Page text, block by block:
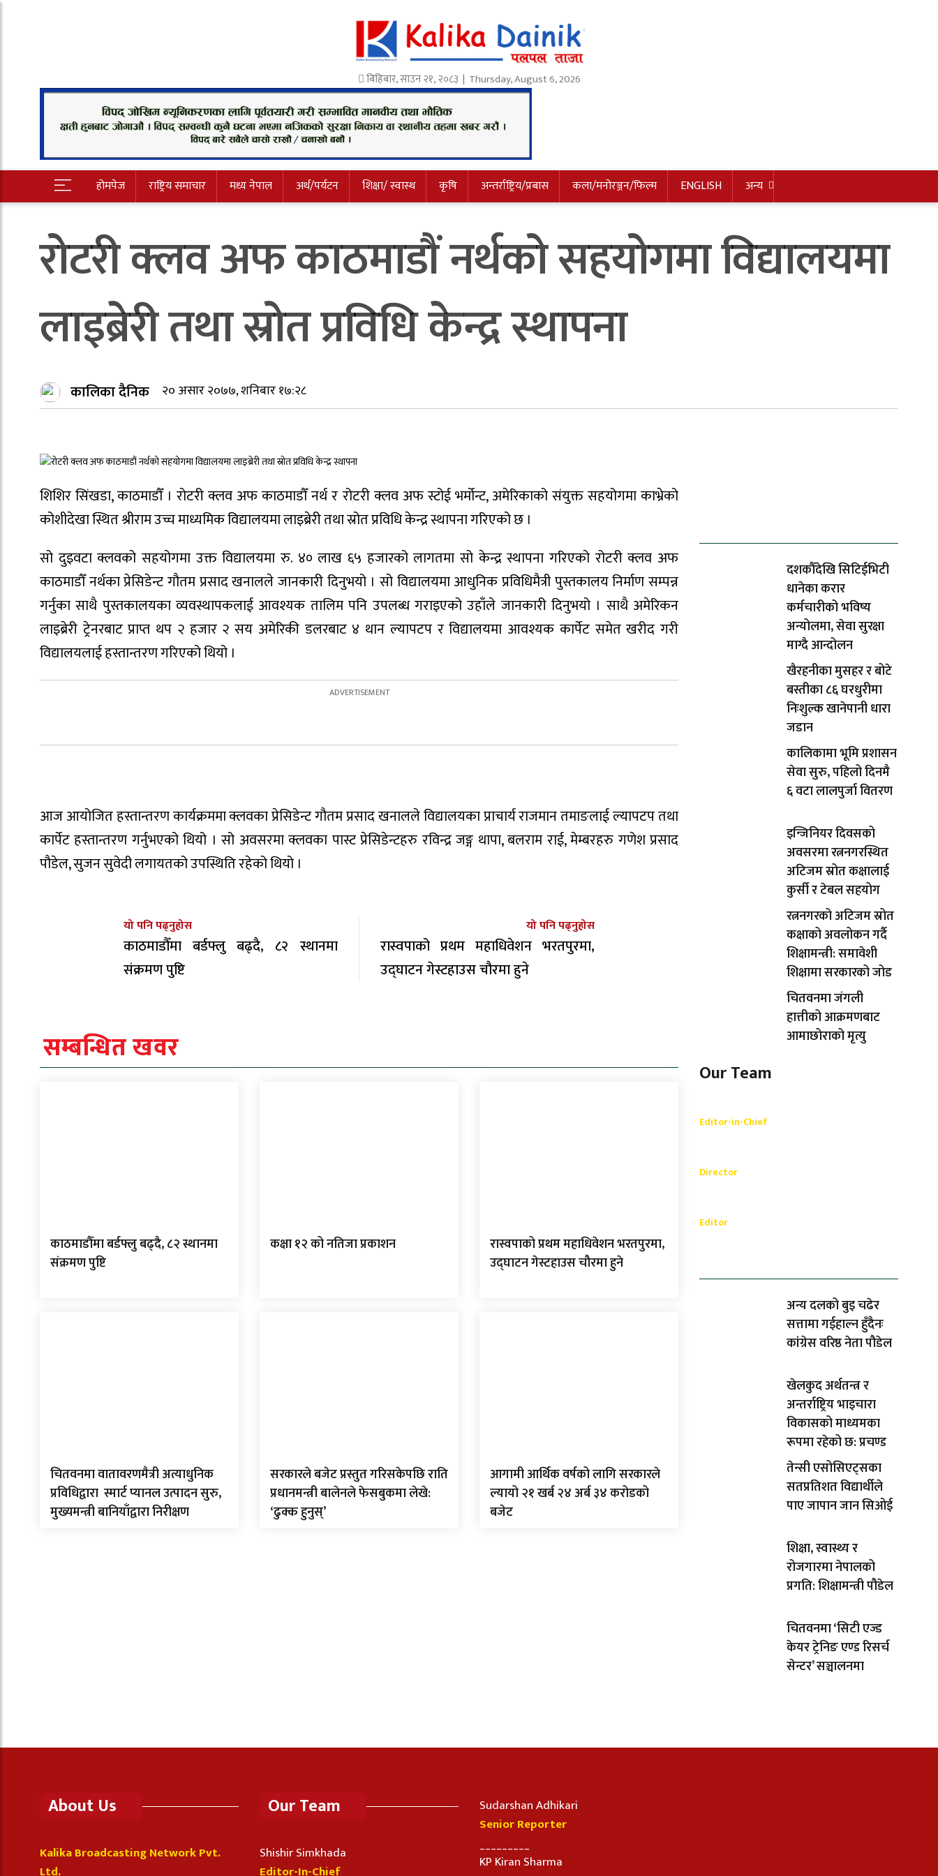
बिहिबार,साउन२१,२०८३ | Thursday, August 6, 2026
होमपेज राष्ट्रिय समाचार मध्य नेपाल अर्थ/पर्यटन शिक्षा/ स्वास्थ कृषि अन्तर्राष्ट्रिय/प्रबास कला/मनोरञ्जन/फिल्म ENGLISH अन्य
रोटरी क्लव अफ काठमाडौं नर्थको सहयोगमा विद्यालयमा
लाइब्रेरी तथा स्रोत प्रविधि केन्द्र स्थापना
कालिका दैनिक २० असार २०७७, शनिबार १७:२८
शिशिर सिंखडा, काठमाडौँ । रोटरी क्लव अफ काठमाडौँ नर्थ र रोटरी क्लव अफ स्टोई भर्मोन्ट, अमेरिकाको संयुक्त सहयोगमा काभ्रेको
कोशीदेखा स्थित श्रीराम उच्च माध्यमिक विद्यालयमा लाइब्रेरी तथा स्रोत प्रविधि केन्द्र स्थापना गरिएको छ ।
सो दुइवटा क्लवको सहयोगमा उक्त विद्यालयमा रु. ४० लाख ६५ हजारको लागतमा सो केन्द्र स्थापना गरिएको रोटरी क्लव अफ
काठमाडौँ नर्थका प्रेसिडेन्ट गौतम प्रसाद खनालले जानकारी दिनुभयो । सो विद्यालयमा आधुनिक प्रविधिमैत्री पुस्तकालय निर्माण सम्पन्न
गर्नुका साथै पुस्तकालयका व्यवस्थापकलाई आवश्यक तालिम पनि उपलब्ध गराइएको उहाँले जानकारी दिनुभयो । साथै अमेरिकन
लाइब्रेरी ट्रेनरबाट प्राप्त थप २ हजार २ सय अमेरिकी डलरबाट ४ थान ल्यापटप र विद्यालयमा आवश्यक कार्पेट समेत खरीद गरी
विद्यालयलाई हस्तान्तरण गरिएको थियो ।
आज आयोजित हस्तान्तरण कार्यक्रममा क्लवका प्रेसिडेन्ट गौतम प्रसाद खनालले विद्यालयका प्राचार्य राजमान तमाङलाई ल्यापटप तथा
कार्पेट हस्तान्तरण गर्नुभएको थियो । सो अवसरमा क्लवका पास्ट प्रेसिडेन्टहरु रविन्द्र जङ्ग थापा, बलराम राई, मेम्बरहरु गणेश प्रसाद
पौडेल, सुजन सुवेदी लगायतको उपस्थिति रहेको थियो ।
यो पनि पढ्नुहोस
काठमाडौँमा बर्डफ्लु बढ्दै, ८२ स्थानमा
संक्रमण पुष्टि
यो पनि पढ्नुहोस
रास्वपाको प्रथम महाधिवेशन भरतपुरमा,
उद्घाटन गेस्टहाउस चौरमा हुने
सम्बन्धित खवर
काठमाडौँमा बर्डफ्लु बढ्दै, ८२ स्थानमा
संक्रमण पुष्टि
कक्षा १२ को नतिजा प्रकाशन
रास्वपाको प्रथम महाधिवेशन भरतपुरमा,
उद्घाटन गेस्टहाउस चौरमा हुने
चितवनमा वातावरणमैत्री अत्याधुनिक
प्रविधिद्वारा स्मार्ट प्यानल उत्पादन सुरु,
मुख्यमन्त्री बानियाँद्वारा निरीक्षण
सरकारले बजेट प्रस्तुत गरिसकेपछि राति
प्रधानमन्त्री बालेनले फेसबुकमा लेखे:
‘ढुक्क हुनुस्’
आगामी आर्थिक वर्षको लागि सरकारले
ल्यायो २१ खर्ब २४ अर्ब ३४ करोडको
बजेट
दशकौँदेखि सिटिईभिटी
धानेका करार
कर्मचारीको भविष्य
अन्योलमा, सेवा सुरक्षा
माग्दै आन्दोलन
खैरहनीका मुसहर र बोटे
बस्तीका ८६ घरधुरीमा
निःशुल्क खानेपानी धारा
जडान
कालिकामा भूमि प्रशासन
सेवा सुरु, पहिलो दिनमै
६ वटा लालपुर्जा वितरण
इन्जिनियर दिवसको
अवसरमा रत्ननगरस्थित
अटिजम स्रोत कक्षालाई
कुर्सी र टेबल सहयोग
रत्ननगरको अटिजम स्रोत
कक्षाको अवलोकन गर्दै
शिक्षामन्त्री: समावेशी
शिक्षामा सरकारको जोड
चितवनमा जंगली
हात्तीको आक्रमणबाट
आमाछोराको मृत्यु
Our Team
Editor-in-Chief
Director
Editor
अन्य दलको बुइ चढेर
सत्तामा गईहाल्न हुँदैनः
कांग्रेस वरिष्ठ नेता पौडेल
खेलकुद अर्थतन्त्र र
अन्तर्राष्ट्रिय भाइचारा
विकासको माध्यमका
रूपमा रहेको छ: प्रचण्ड
तेन्सी एसोसिएट्सका
सतप्रतिशत विद्यार्थीले
पाए जापान जान सिओई
शिक्षा, स्वास्थ्य र
रोजगारमा नेपालको
प्रगति: शिक्षामन्त्री पौडेल
चितवनमा ‘सिटी एज्ड
केयर ट्रेनिङ एण्ड रिसर्च
सेन्टर’ सञ्चालनमा
About Us
Kalika Broadcasting Network Pvt.
Ltd.
Our Team
Shishir Simkhada
Editor-In-Chief
Sudarshan Adhikari
Senior Reporter
KP Kiran Sharma